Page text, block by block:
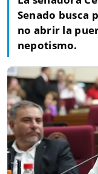
Senado busca
no abrir la
nepotismo.